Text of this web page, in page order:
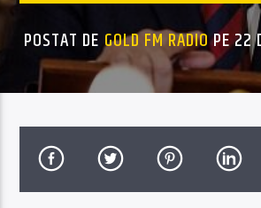
POSTAT DEGOLD FM RADIOPE 22